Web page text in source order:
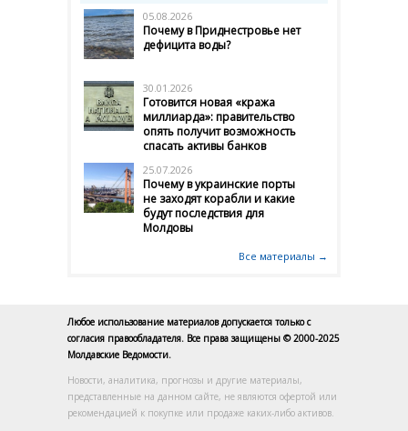
05.08.2026
Почему в Приднестровье нет
дефицита воды?
30.01.2026
Готовится новая «кража
миллиарда»: правительство
опять получит возможность
спасать активы банков
25.07.2026
Почему в украинские порты
не заходят корабли и какие
будут последствия для
Молдовы
Все материалы →
Любое использование материалов допускается только с
согласия правообладателя. Все права защищены © 2000-2025
Молдавские Ведомости.
Новости, аналитика, прогнозы и другие материалы,
представленные на данном сайте, не являются офертой или
рекомендацией к покупке или продаже каких-либо активов.